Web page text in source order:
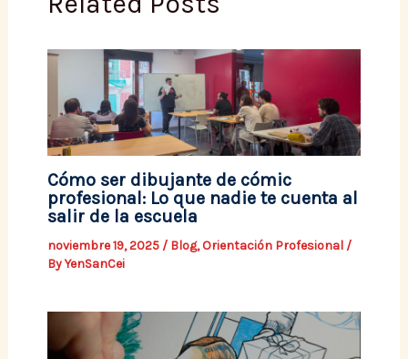
Cómo ser dibujante de cómic
profesional: Lo que nadie te cuenta al
salir de la escuela
noviembre 19, 2025 / Blog,Orientación Profesional/
ByYenSanCei